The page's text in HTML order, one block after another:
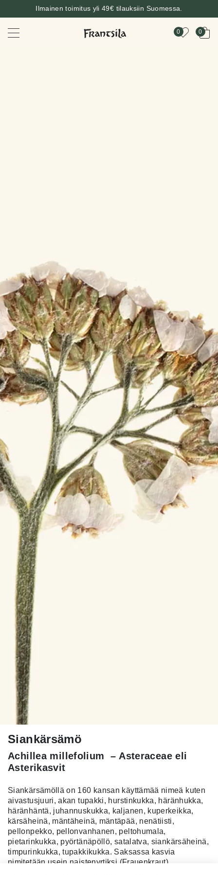
Ilmainen toimitus yli 49€ tilauksiin Suomessa.
0 0
Siankärsämö
Achillea millefolium – Asteraceae eli
Asterikasvit
Siankärsämöllä on 160 kansan käyttämää nimeä kuten
aivastusjuuri, akan tupakki, hurstinkukka, häränhukka,
häränhäntä, juhannuskukka, kaljanen, kuperkeikka,
kärsäheinä, mäntäheinä, mäntäpää, nenätiisti,
pellonpekko, pellonvanhanen, peltohumala,
pietarinkukka, pyörtänäpöllö, satalatva, siankärsäheinä,
timpurinkukka, tupakkikukka. Saksassa kasvia
nimitetään usein naistenyrtiksi (Frauenkraut).